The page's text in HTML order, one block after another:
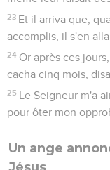
23 Et il arriva que,
accomplis, il s'en alla
24 Or après ces
cacha cinq mois,
25 Le Seigneur m'a
pour ôter mon
Un ange
Jésus